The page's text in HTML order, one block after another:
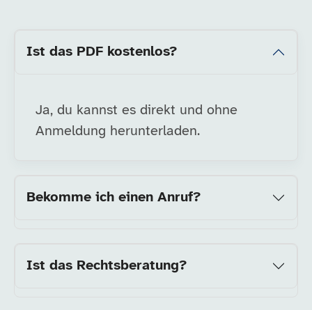
Ist das PDF kostenlos?
Ja, du kannst es direkt und ohne
Anmeldung herunterladen.
Bekomme ich einen Anruf?
Ist das Rechtsberatung?